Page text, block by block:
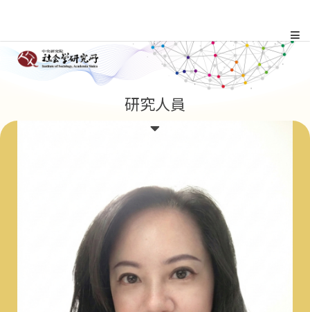
到
內
研究人員